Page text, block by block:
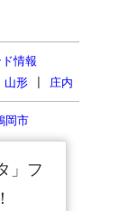
情報
山形 庄内
岡市
」フ